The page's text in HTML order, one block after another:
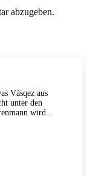
abzugeben.
Vásqez aus
unter den
wird...